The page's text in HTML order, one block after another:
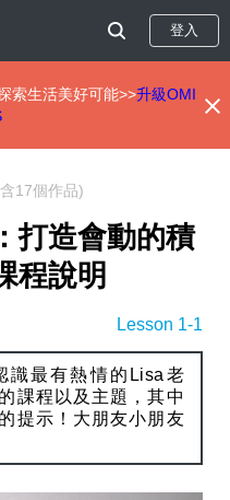
登入
索生活美好可能>>升級OMI
17個作品)
打造會動的積
程說明
Lesson 1-1
識最有熱情的Lisa老
課程以及主題，其中
提示！大朋友小朋友